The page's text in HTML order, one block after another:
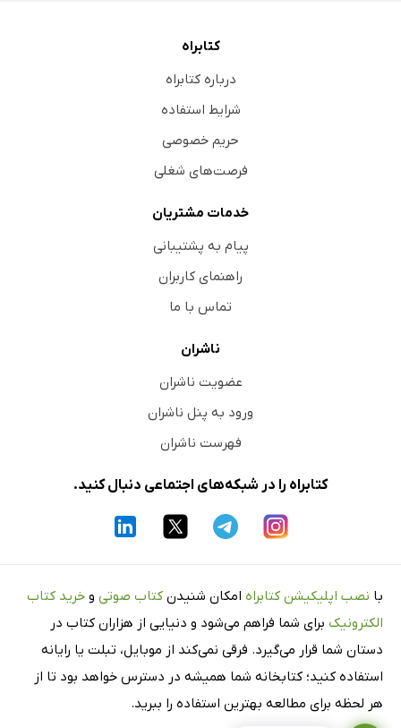
کتابراه
درباره کتابراه
شرایط استفاده
حریم خصوصی
فرصت‌های شغلی
خدمات مشتریان
پیام به پشتیبانی
راهنمای کاربران
تماس با ما
ناشران
عضویت ناشران
ورود به پنل ناشران
فهرست ناشران
کتابراه را در شبکه‌های اجتماعی دنبال کنید.
با نصب اپلیکیشن کتابراه امکان شنیدن کتاب صوتی و خرید کتاب
الکترونیک برای شما فراهم می‌شود و دنیایی از هزاران کتاب در
دستان شما قرار می‌گیرد. فرقی نمی‌کند از موبایل، تبلت یا رایانه
استفاده کنید؛ کتابخانه شما همیشه در دسترس خواهد بود تا از
هر لحظه برای مطالعه بهترین استفاده را ببرید.